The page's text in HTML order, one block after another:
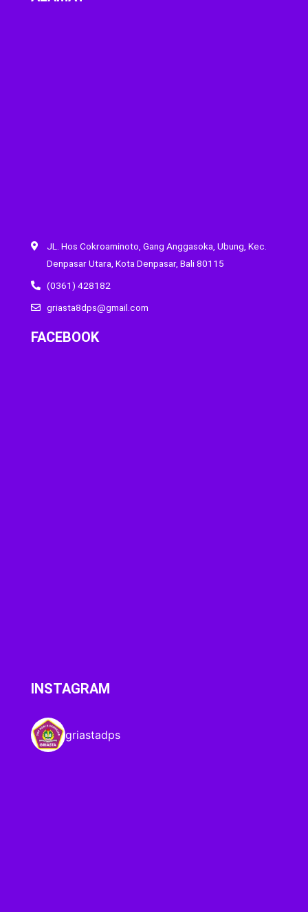
JL. Hos Cokroaminoto, Gang Anggasoka, Ubung, Kec.
Denpasar Utara, Kota Denpasar, Bali 80115
(0361) 428182
griasta8dps@gmail.com
FACEBOOK
INSTAGRAM
griastadps